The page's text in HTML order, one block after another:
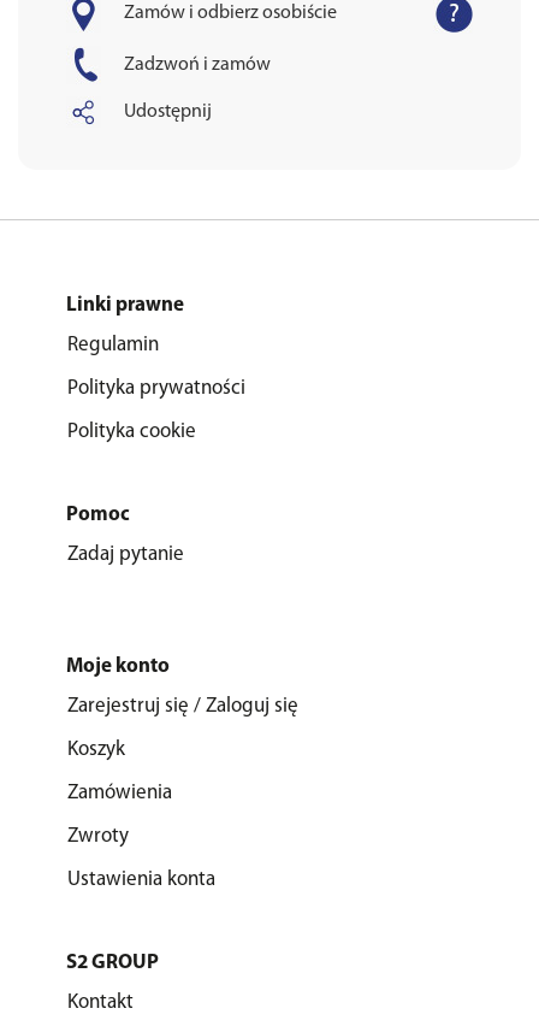
Zamów i odbierz osobiście
Zadzwoń i zamów
Udostępnij
Linki prawne
Regulamin
Polityka prywatności
Polityka cookie
Pomoc
Zadaj pytanie
Moje konto
Zarejestruj się / Zaloguj się
Koszyk
Zamówienia
Zwroty
Ustawienia konta
S2 GROUP
Kontakt